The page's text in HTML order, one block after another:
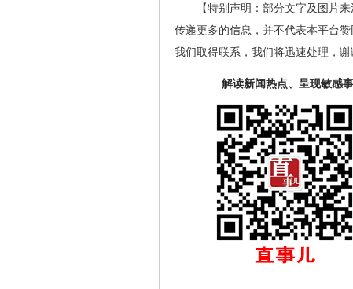
【特别声明：部分文字及图片
传递更多的信息，并不代表本平台
我们取得联系，我们将迅速处理，谢
解读新闻热点、呈现敏感